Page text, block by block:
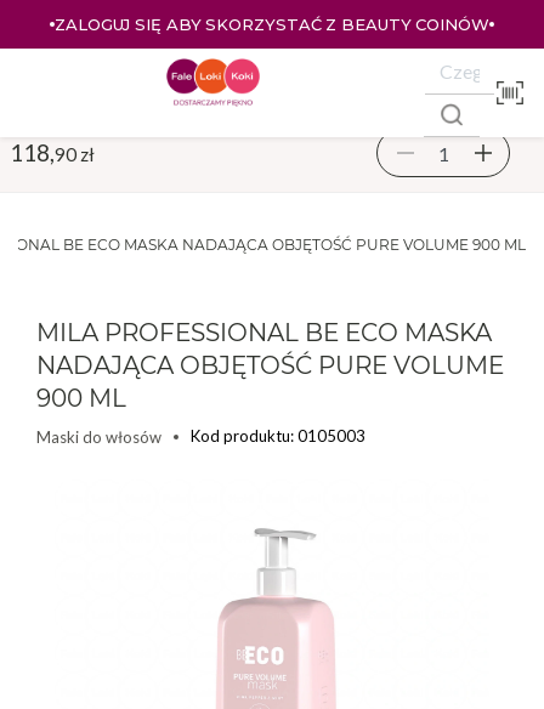
ZALOGUJ SIĘ ABY SKORZYSTAĆ Z BEAUTY COINÓW
BE ECO MASKA NADAJĄCA OBJĘTOŚĆ PURE VOLUME 900 ML
MILA PROFESSIONAL BE ECO MASKA
NADAJĄCA OBJĘTOŚĆ PURE VOLUME
900 ML
Maski do włosów Kod produktu: 0105003
118, 90 zł